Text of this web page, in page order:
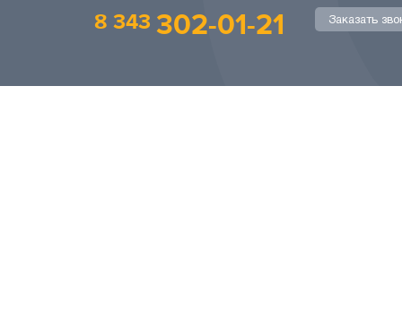
8 343 302-01-21 Заказать